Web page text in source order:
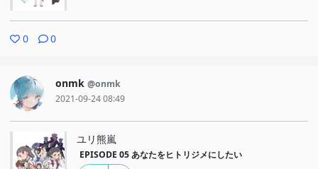
0 0
onmk @onmk
2021-09-24 08:49
ユリ熊嵐
EPISODE 05 あなたをヒトリジメにしたい